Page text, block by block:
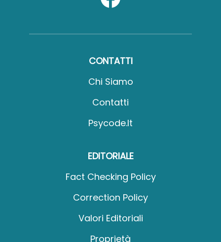
CONTATTI
Chi Siamo
Contatti
Psycode.it
EDITORIALE
Fact Checking Policy
Correction Policy
Valori Editoriali
Proprietà